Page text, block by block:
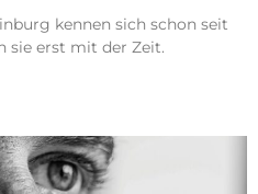
kennen sich schon seit
sie erst mit der Zeit.